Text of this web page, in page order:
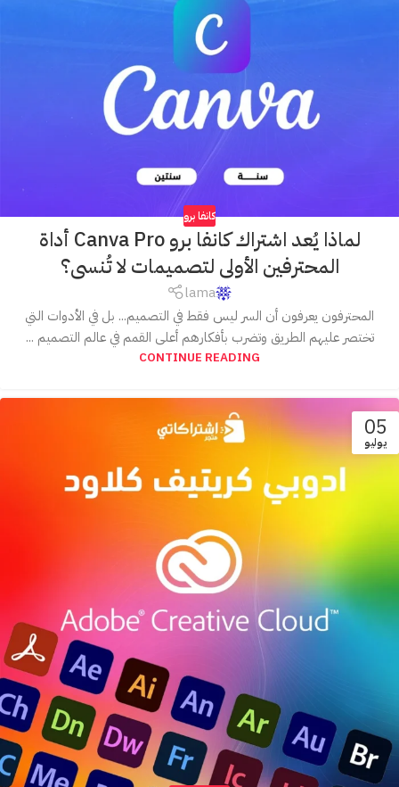
كانفا برو
لماذا يُعد اشتراك كانفا برو Canva Pro أداة
المحترفين الأولى لتصميمات لا تُنسى؟
lama
المحترفون يعرفون أن السر ليس فقط في التصميم... بل في الأدوات التي
تختصر عليهم الطريق وتضرب بأفكارهم أعلى القمم في عالم التصميم ...
CONTINUE READING
05
يوليو